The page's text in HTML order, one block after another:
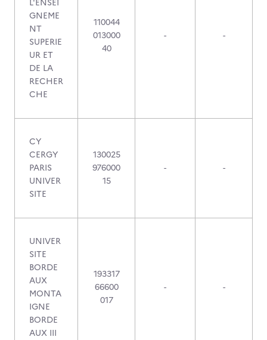
L'ENSEI
GNEME
NT
SUPERIE
UR ET
DE LA
RECHER
CHE
110044
013000
40
- -
CY
CERGY
PARIS
UNIVER
SITE
130025
976000
15
- -
UNIVER
SITE
BORDE
AUX
MONTA
IGNE
BORDE
AUX III
193317
66600
017
- -